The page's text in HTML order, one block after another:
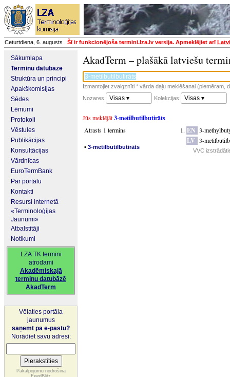
Ceturtdiena, 6. augusts Šī ir funkcionējoša termini.lza.lv versija. Apmeklējiet arī
Sākumlapa
Terminu datubāze
Struktūra un principi
Apakškomisijas
Sēdes
Lēmumi
Protokoli
Vēstules
Publikācijas
Konsultācijas
Vārdnīcas
EuroTermBank
Par portālu
Kontakti
Resursi internetā
«Terminoloģijas
Jaunumi»
Atbalstītāji
Notikumi
LZA TK termini
atrodami
Akadēmiskajā
terminu datubāzē
AkadTerm
Vēlaties portāla
jaunumus
saņemt pa e-pastu?
Norādiet savu adresi:
Pakalpojumu nodrošina
FeedBlitz
AkadTerm – plašākā latviešu
Izmantojiet zvaigznīti * vārda daļu meklēšanai (piemēram,
Nozares:
Visas ▾ Kolekcijas: Visas ▾
Jūs meklējāt3-metilbutilbutirāts
Atrasts 1 termins
▪ 3-metilbutilbutirāts
EN 3-
LV 3-
VVC